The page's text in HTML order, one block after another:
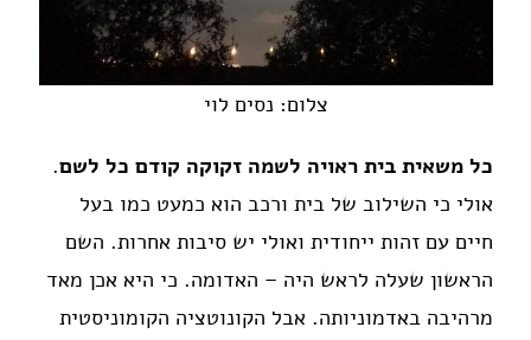
צלום: נסים לוי
כל משאית בית ראויה לשמה זקוקה קודם כל לשם.
אולי כי השילוב של בית ורכב הוא כמעט כמו בעל
חיים עם זהות ייחודית ואולי יש סיבות אחרות. השם
הראשון שעלה לראש היה – האדומה. כי היא אכן מאד
מרהיבה באדמוניותה. אבל הקונוטציה הקומוניסטית